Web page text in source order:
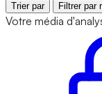
Trier par Filtrer par
Votre média